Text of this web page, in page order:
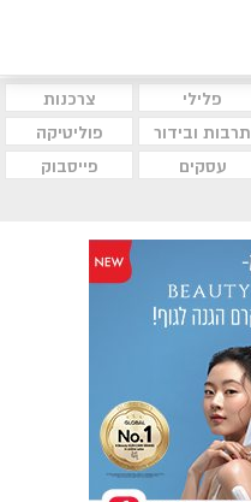
פלילי
צרכנות
תרבות ובידור
פוליטיקה
עסקים
פייסבוק